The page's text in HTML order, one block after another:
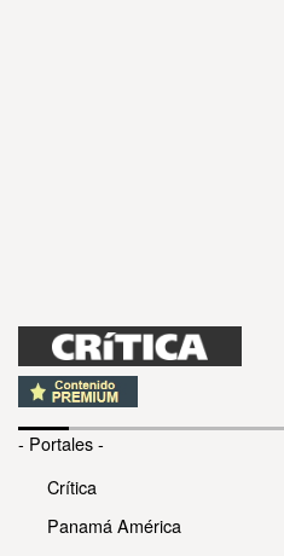
- Portales -
Crítica
Panamá América